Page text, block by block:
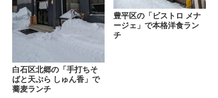
白石区北郷の「手打ちそ
ばと天ぷら しゅん香」で
蕎麦ランチ
豊平区の「ビストロ メナ
ージェ」で本格洋食ラン
チ